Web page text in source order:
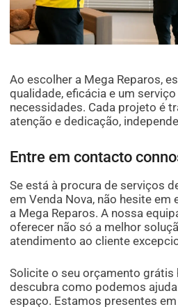
Ao escolher a Mega Reparos,
qualidade, eficácia e um
necessidades. Cada projeto é
atenção e dedicação,
Entre em contacto
Se está à procura de serviços
em Venda Nova, não hesite
a Mega Reparos. A nossa
oferecer não só a melhor
atendimento ao cliente
Solicite o seu orçamento grátis
descubra como podemos
espaço. Estamos presentes